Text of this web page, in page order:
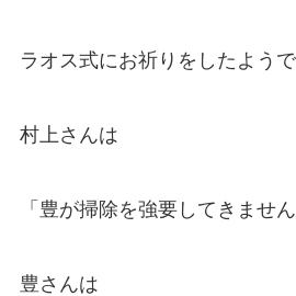
ラオス式にお祈りをしたよう
村上さんは
「豊が掃除を強要してきません
豊さんは